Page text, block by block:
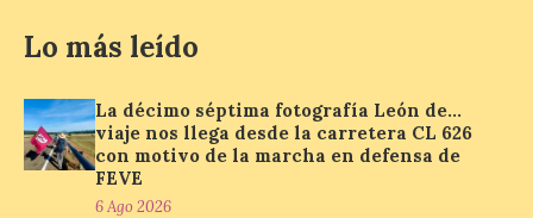
La programación
incorpora un amplio
de animación dirigidas a
Lo más leído
La décimo séptima fotografía León de…
viaje nos llega desde la carretera CL 626
con motivo de la marcha en defensa de
FEVE
6 Ago 2026